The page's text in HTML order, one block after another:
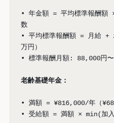
• 年金額 = 平均標準報酬
数
• 平均標準報酬額 = 月給 +
万円）
• 標準報酬月額: 88,000円〜
老齢基礎年金：
• 満額 = ¥816,000/年（
• 受給額 = 満額 × min(加